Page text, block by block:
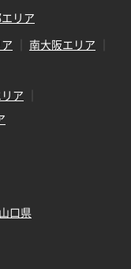
リア
南大阪エリア
ア
山口県